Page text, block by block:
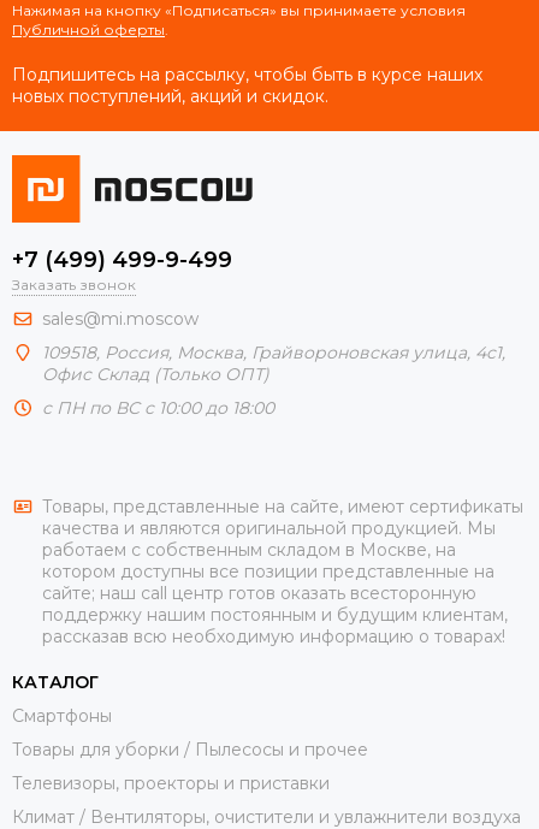
Нажимая на кнопку «Подписаться» вы принимаете условия
Публичной оферты.
Подпишитесь на рассылку, чтобы быть в курсе наших
новых поступлений, акций и скидок.
+7 (499) 499-9-499
Заказать звонок
sales@mi.moscow
109518, Россия, Москва, Грайвороновская улица, 4с1,
Офис Склад (Только ОПТ)
с ПН по ВС с 10:00 до 18:00
Товары, представленные на сайте, имеют сертификаты
качества и являются оригинальной продукцией. Мы
работаем с собственным складом в Москве, на
котором доступны все позиции представленные на
сайте; наш call центр готов оказать всесторонную
поддержку нашим постоянным и будущим клиентам,
рассказав всю необходимую информацию о товарах!
КАТАЛОГ
Смартфоны
Товары для уборки / Пылесосы и прочее
Телевизоры, проекторы и приставки
Климат / Вентиляторы, очистители и увлажнители воздуха